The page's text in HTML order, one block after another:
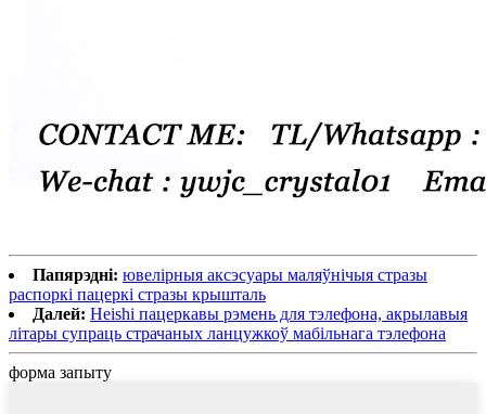
Папярэдні: ювелірныя аксэсуары маляўнічыя стразы
распоркі пацеркі стразы крышталь
Далей: Heishi пацеркавы рэмень для тэлефона, акрылавыя
літары супраць страчаных ланцужкоў мабільнага тэлефона
форма запыту